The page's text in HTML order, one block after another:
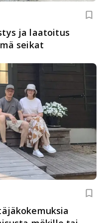
ja laatoitus
seikat